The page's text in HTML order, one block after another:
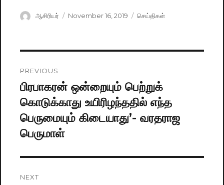
Author
ஆசிரியர்
Posted
November 16, 2019 Categories
செய்திகள்
navigation
PREVIOUS
Previous
post:
பிரபாகரன் ஒன்றையும் பெற்றுக்
கொடுக்காது உயிரிழந்ததில் எந்த
பெருமையும் கிடையாது’- வரதராஜ
பெருமாள்
NEXT